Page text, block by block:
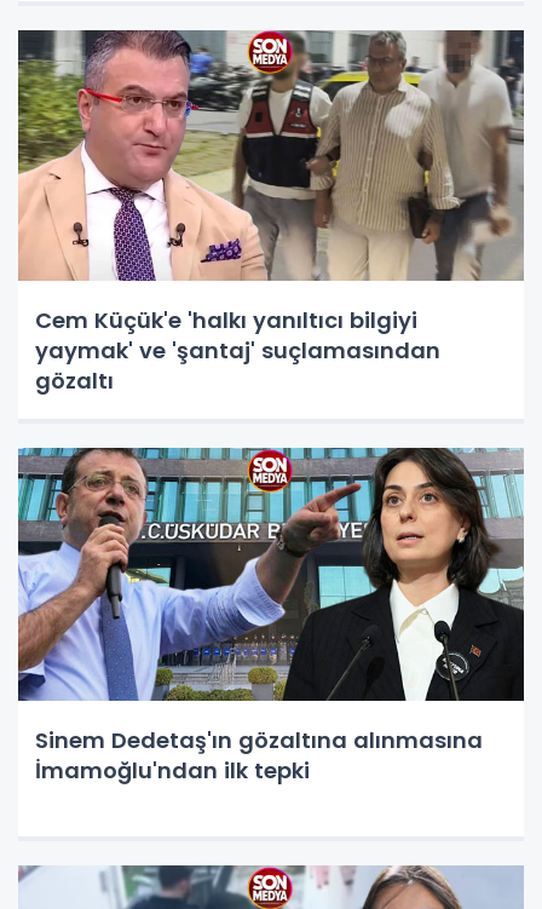
Cem Küçük'e 'halkı yanıltıcı bilgiyi
yaymak' ve 'şantaj' suçlamasından
gözaltı
Sinem Dedetaş'ın gözaltına alınmasına
İmamoğlu'ndan ilk tepki